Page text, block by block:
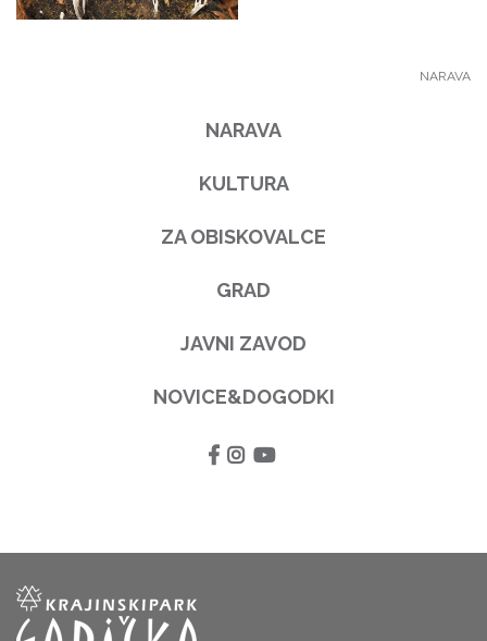
NARAVA
NARAVA
KULTURA
ZA OBISKOVALCE
GRAD
JAVNI ZAVOD
NOVICE&DOGODKI